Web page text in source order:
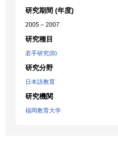
研究期間 (年度)
2005 – 2007
研究種目
若手研究(B)
研究分野
日本語教育
研究機関
福岡教育大学